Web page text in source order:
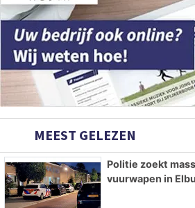
MEEST GELEZEN
Politie zoekt
vuurwapen in